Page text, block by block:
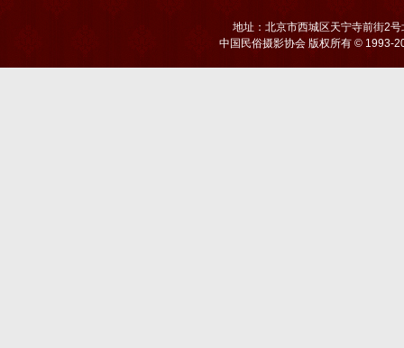
地址：北京市西城区天宁寺前街2
中国民俗摄影协会 版权所有 © 1993-